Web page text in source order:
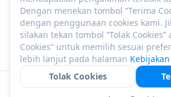
Dengan menekan tombol ”Terima
dengan penggunaan cookies kami.
silakan tekan tombol ”Tolak Cookies”
Cookies” untuk memilih sesuai
lebih lanjut pada halaman
Tolak Cookies
ID © 2026PT